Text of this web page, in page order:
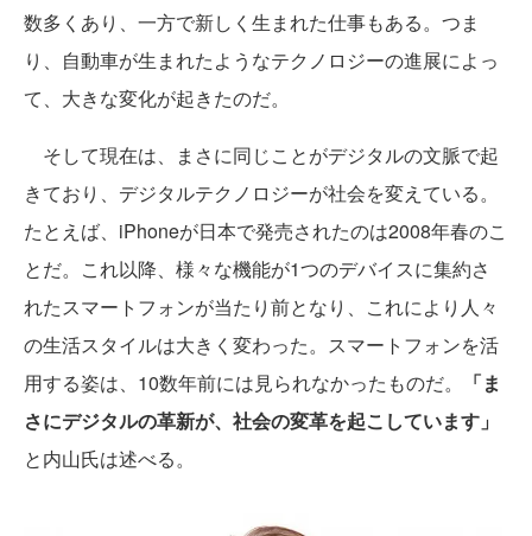
数多くあり、一方で新しく生まれた仕事もある。つま
り、自動車が生まれたようなテクノロジーの進展によっ
て、大きな変化が起きたのだ。
そして現在は、まさに同じことがデジタルの文脈で起
きており、デジタルテクノロジーが社会を変えている。
たとえば、iPhoneが日本で発売されたのは2008年春のこ
とだ。これ以降、様々な機能が1つのデバイスに集約さ
れたスマートフォンが当たり前となり、これにより人々
の生活スタイルは大きく変わった。スマートフォンを活
用する姿は、10数年前には見られなかったものだ。
「ま
さにデジタルの革新が、社会の変革を起こしています」
と内山氏は述べる。